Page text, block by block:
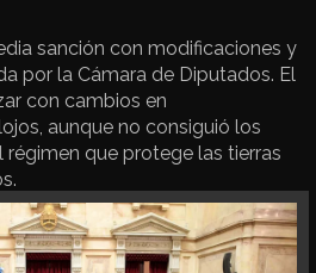
sanción con modificaciones y
por la Cámara de Diputados. El
con cambios en
aunque no consiguió los
que protege las tierras